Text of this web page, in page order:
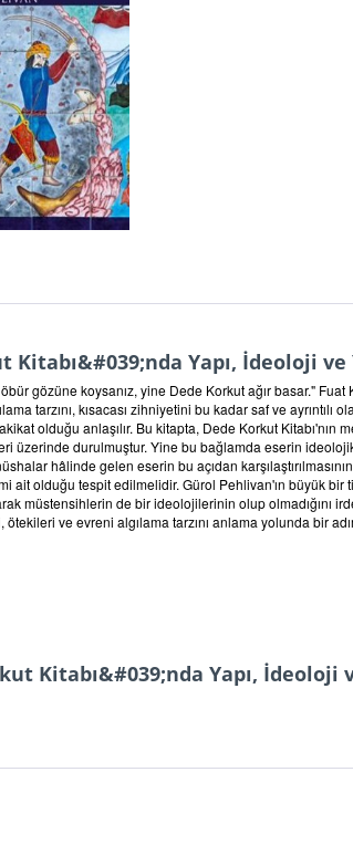
Yapı, İdeoloji
gözüne koysanız, yine Dede Korkut ağır basar."
tarzını, kısacası zihniyetini bu kadar saf ve
olduğu anlaşılır. Bu kitapta, Dede Korkut Kitabı'nın
üzerinde durulmuştur. Yine bu bağlamda eserin
hâlinde gelen eserin bu açıdan
olduğu tespit edilmelidir. Gürol Pehlivan'ın büyük bir
müstensihlerin de bir ideolojilerinin olup olmadığını
ve evreni algılama tarzını anlama yolunda bir adım
Kitabı&#039;nda Yapı, İdeoloji